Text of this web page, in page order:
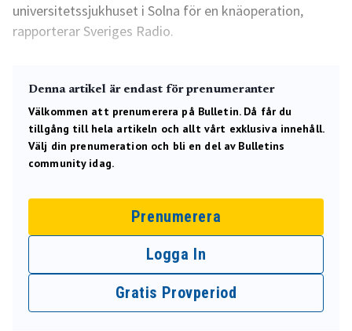
universitetssjukhuset i Solna för en knäoperation,
rapporterar Sveriges Radio.
Denna artikel är endast för prenumeranter
Välkommen att prenumerera på Bulletin. Då får du
tillgång till hela artikeln och allt vårt exklusiva innehåll.
Välj din prenumeration och bli en del av Bulletins
community idag.
Prenumerera
Logga In
Gratis Provperiod